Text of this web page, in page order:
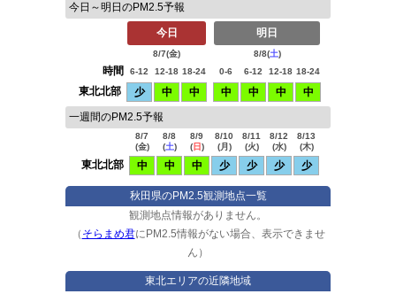
今日～明日のPM2.5予報
今日
8/7(金)
明日
8/8(土)
時間 6-12 12-18 18-24 0-6 6-12 12-18 18-24
東北北部 少 中 中 中 中 中 中
一週間のPM2.5予報
8/7
(金)
8/8
(土)
8/9
(日)
8/10
(月 )
8/11
(火)
8/12
(水)
8/13
(木)
東北北部 中 中 中 少 少 少 少
秋田県のPM2.5観測地点一覧
観測地点情報がありません。
（ そらまめ君にPM2.5情報がない場合、表示できませ
ん）
東北エリアの近隣地域